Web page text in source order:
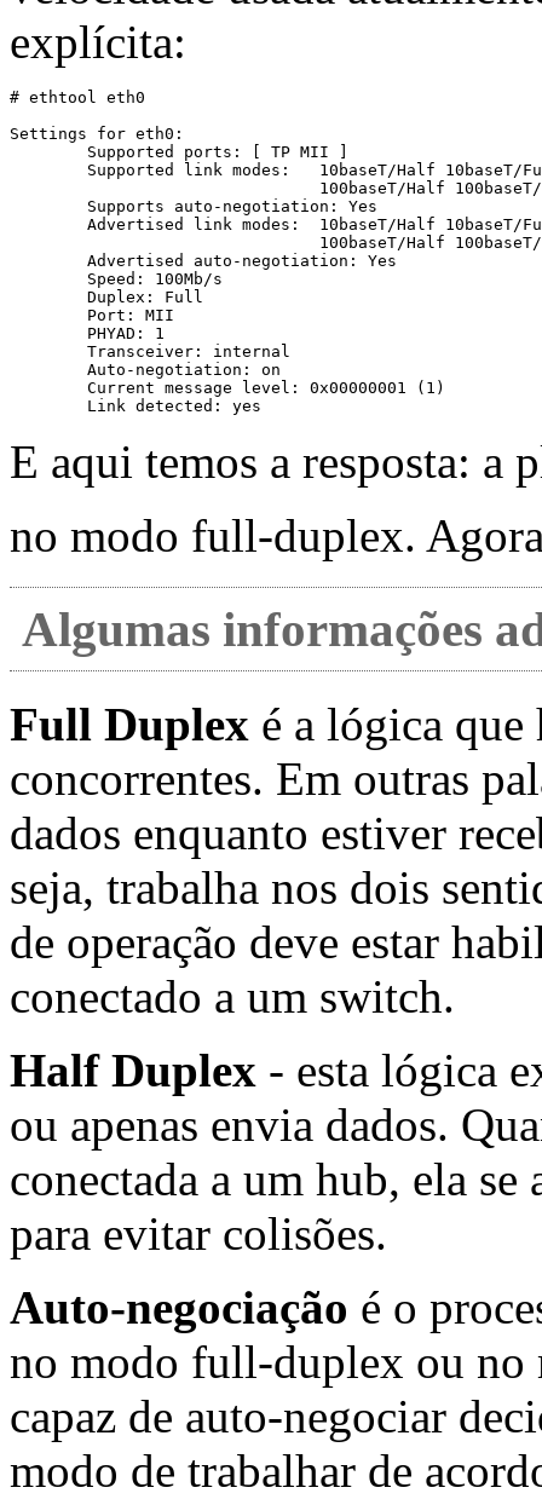
explícita:
# ethtool eth0
Settings for eth0:
        Supported ports: [ TP MII ]
Supported link modes:   10baseT/Half 10baseT/
100baseT/Half
        Supports auto-negotiation: Yes
Advertised link modes:  10baseT/Half 10baseT/
100baseT/Half
        Advertised auto-negotiation: Yes
        Speed: 100Mb/s
        Duplex: Full
        Port: MII
        PHYAD: 1
        Transceiver: internal
        Auto-negotiation: on
        Current message level: 0x00000001 (1)
E aqui temos a resposta: a
no modo full-duplex.
Algumas informações
Full Duplex é a lógica
concorrentes. Em outras
dados enquanto estiver
seja, trabalha nos dois
de operação deve estar
conectado a um switch.
Half Duplex - esta lógica
ou apenas envia dados.
conectada a um hub, ela
para evitar colisões.
Auto-negociação é o
no modo full-duplex ou no
capaz de auto-negociar
modo de trabalhar de